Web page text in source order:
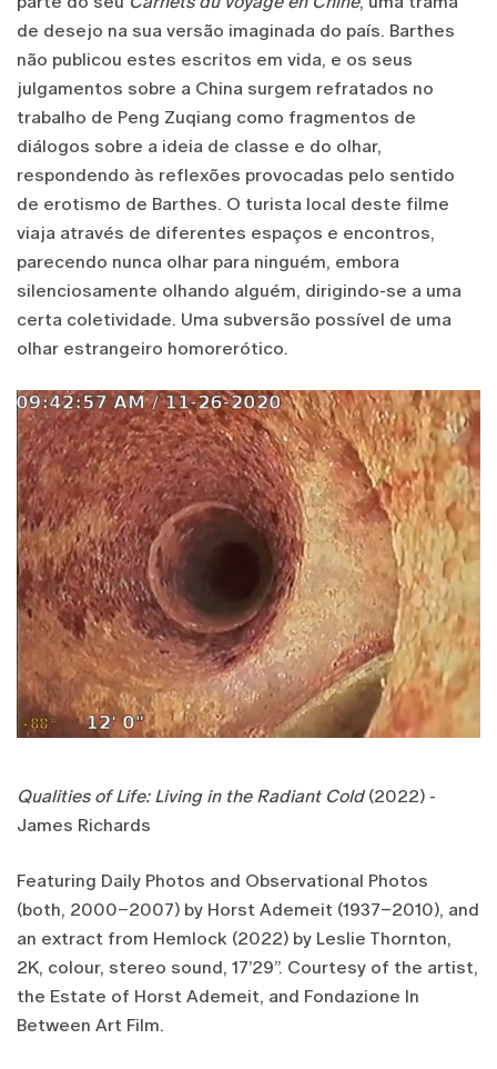
de desejo na sua versão imaginada do país. Barthes
não publicou estes escritos em vida, e os seus
julgamentos sobre a China surgem refratados no
trabalho de Peng Zuqiang como fragmentos de
diálogos sobre a ideia de classe e do olhar,
respondendo às reflexões provocadas pelo sentido
de erotismo de Barthes. O turista local deste filme
viaja através de diferentes espaços e encontros,
parecendo nunca olhar para ninguém, embora
silenciosamente olhando alguém, dirigindo-se a uma
certa coletividade. Uma subversão possível de uma
olhar estrangeiro homorerótico.
Qualities of Life: Living in the Radiant Cold(2022) -
James Richards
Featuring Daily Photos and Observational Photos
(both, 2000–2007) by Horst Ademeit (1937–2010), and
an extract from Hemlock (2022) by Leslie Thornton,
2K, colour, stereo sound, 17’29”. Courtesy of the artist,
the Estate of Horst Ademeit, and Fondazione In
Between Art Film.